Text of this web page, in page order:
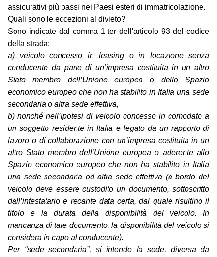
assicurativi più bassi nei Paesi esteri di immatricolazione.
Quali sono le eccezioni al divieto?
Sono indicate dal comma 1 ter dell'articolo 93 del codice
della strada:
a) veicolo concesso in leasing o in locazione senza
conducente da parte di un’impresa costituita in un altro
Stato membro dell’Unione europea o dello Spazio
economico europeo che non ha stabilito in Italia una sede
secondaria o altra sede effettiva,
b) nonché nell’ipotesi di veicolo concesso in comodato a
un soggetto residente in Italia e legato da un rapporto di
lavoro o di collaborazione con un’impresa costituita in un
altro Stato membro dell’Unione europea o aderente allo
Spazio economico europeo che non ha stabilito in Italia
una sede secondaria od altra sede effettiva (a bordo del
veicolo deve essere custodito un documento, sottoscritto
dall’intestatario e recante data certa, dal quale risultino il
titolo e la durata della disponibilità del veicolo. In
mancanza di tale documento, la disponibilità del veicolo si
considera in capo al conducente).
Per “sede secondaria”, si intende la sede, diversa da